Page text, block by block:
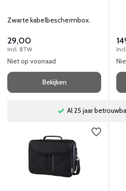
Zwarte kabelbeschermbox.
29,00
Incl. BTW
Niet op voorraad
Bekijken
Al 25 jaar